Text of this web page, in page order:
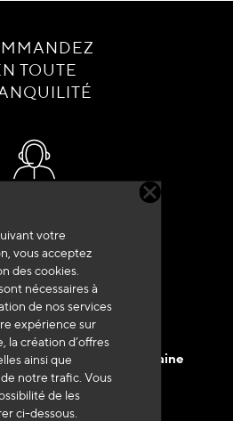
votre
vous acceptez
des cookies.
nécessaires à
de nos services
expérience sur
la création d’offres
ainsi que
de notre trafic. Vous
de les
ci-dessous.
TOUTE
72 62 22 Taper 1
en France Métropolitaine